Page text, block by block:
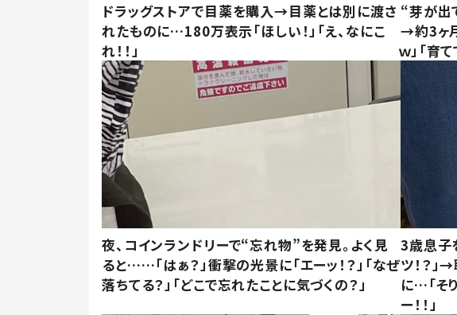
ドラッグストアで目薬を購入→目薬とは別に渡さ
れたものに…180万表示「ほしい！」「え、なにこ
れ！！」
“芽が出
→約3ヶ
ｗ」「育
夜、コインランドリーで“忘れ物”を発見。よく見
ると……「はぁ？」衝撃の光景に「エーッ！？」「なぜ
落ちてる？」「どこで忘れたことに気づくの？」
3歳息子
ツ！？
に…「そ
ー！！」